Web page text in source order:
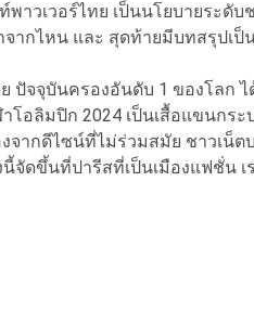
วเวอร์ไทย เป็นนโยบายระดับ
ากไหน และ สุดท้ายมีบทสรุปเป็
จจุบันครองอันดับ 1 ของโลก ไ
อลิมปิก 2024 เป็นเสื้อแขนกระ
ากดีไซน์ที่ไม่ร่วมสมัย ชาวเน็ต
ดขึ้นที่ปารีสที่เป็นเมืองแฟชั่น เ